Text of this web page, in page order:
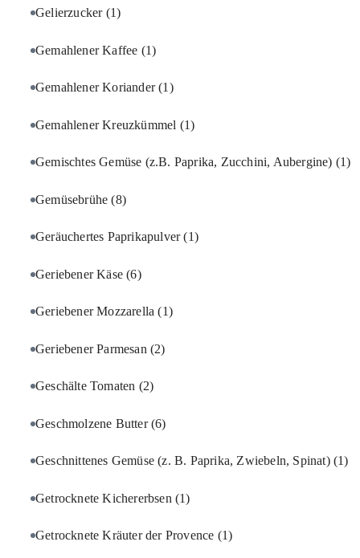
Gelierzucker (1)
Gemahlener Kaffee (1)
Gemahlener Koriander(1)
Gemahlener Kreuzkümmel (1)
Gemischtes Gemüse (z.B. Paprika, Zucchini, Aubergine) (1)
Gemüsebrühe(8)
Geräuchertes Paprikapulver(1)
Geriebener Käse(6)
Geriebener Mozzarella(1)
Geriebener Parmesan (2)
Geschälte Tomaten (2)
Geschmolzene Butter(6)
Geschnittenes Gemüse (z. B. Paprika, Zwiebeln, Spinat)(1)
Getrocknete Kichererbsen (1)
Getrocknete Kräuter der Provence (1)